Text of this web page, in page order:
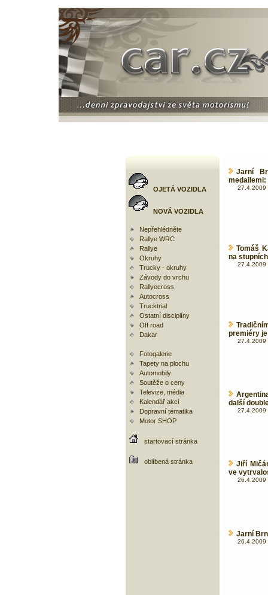
OJETÁ VOZIDLA
NOVÁ VOZIDLA
Nepřehlédněte
Rallye WRC
Rallye
Okruhy
Trucky - okruhy
Závody do vrchu
Rallyecross
Autocross
Trucktrial
Ostatní disciplíny
Off road
Dakar
Fotogalerie
Tapety na plochu
Automobily
Soutěže o ceny
Televize, média
Kalendář akcí
Dopravní tématika
Motor SHOP
startovací stránka
oblíbená stránka
Jarní
medailemi:
27.4.2009
Tomáš
na
27.4.2009
premiéry
27.4.2009
další
27.4.2009
Jiří
ve
26.4.2009
Jarní
26.4.2009